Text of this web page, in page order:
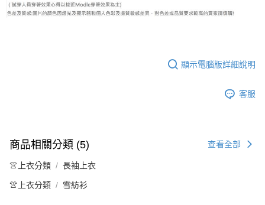
顯示電腦版詳細說明
客服
商品相關分類 (5) 查看全部
👚上衣分類 長袖上衣
👚上衣分類 雪紡衫